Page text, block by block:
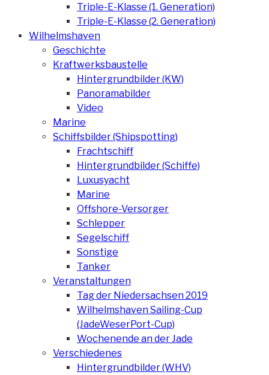
Triple-E-Klasse (1. Generation)
Triple-E-Klasse (2. Generation)
Wilhelmshaven
Geschichte
Kraftwerksbaustelle
Hintergrundbilder (KW)
Panoramabilder
Video
Marine
Schiffsbilder (Shipspotting)
Frachtschiff
Hintergrundbilder (Schiffe)
Luxusyacht
Marine
Offshore-Versorger
Schlepper
Segelschiff
Sonstige
Tanker
Veranstaltungen
Tag der Niedersachsen 2019
Wilhelmshaven Sailing-Cup
(JadeWeserPort-Cup)
Wochenende an der Jade
Verschiedenes
Hintergrundbilder (WHV)